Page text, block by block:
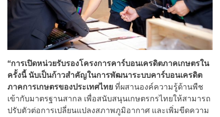
“การเปิดหน่วยรับรองโครงการคาร์บอนเครดิตภาคเกษตรใน
ครั้งนี้ นับเป็นก้าวสำคัญในการพัฒนาระบบคาร์บอนเครดิต
ภาคการเกษตรของประเทศไทย ที่ผสานองค์ความรู้ด้านพืช
เข้ากับมาตรฐานสากล เพื่อสนับสนุนเกษตรกรไทยให้สามารถ
ปรับตัวต่อการเปลี่ยนแปลงสภาพภูมิอากาศ และเพิ่มขีดความ